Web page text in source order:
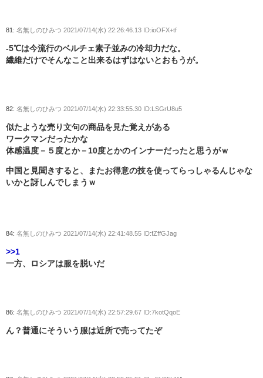
81: 名無しのひみつ 2021/07/14(水) 22:26:46.13 ID:ioOFX+tf
-5℃は今流行のベルチェ素子並みの冷却力だな。
繊維だけでそんなこと出来るはずはないとおもうが。
82: 名無しのひみつ 2021/07/14(水) 22:33:55.30 ID:LSGrU8u5
似たような売り文句の商品を見た覚えがある
ワークマンだったかな
体感温度－５度とか－10度とかのインナーだったと思うがｗ
中国と見聞きすると、またお得意の技を使ってらっしゃるんじゃな
いかと訝しんでしまうｗ
84: 名無しのひみつ 2021/07/14(水) 22:41:48.55 ID:fZffGJag
>>1
一方、ロシアは服を脱いだ
86: 名無しのひみつ 2021/07/14(水) 22:57:29.67 ID:7kotQqoE
ん？普通にそういう服は近所で売ってたぞ